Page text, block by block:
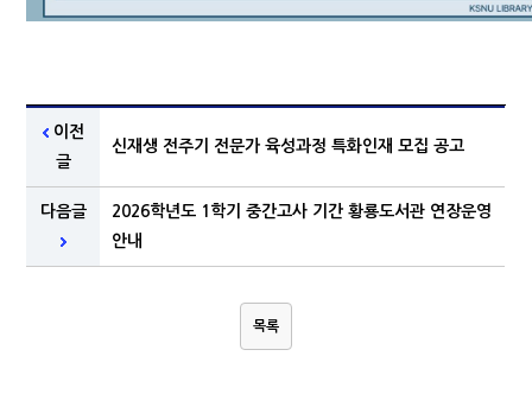
이전
글
신재생 전주기 전문가 육성과정 특화인재 모집 공고
다음글
2026학년도 1학기 중간고사 기간 황룡도서관 연장운영
안내
목록